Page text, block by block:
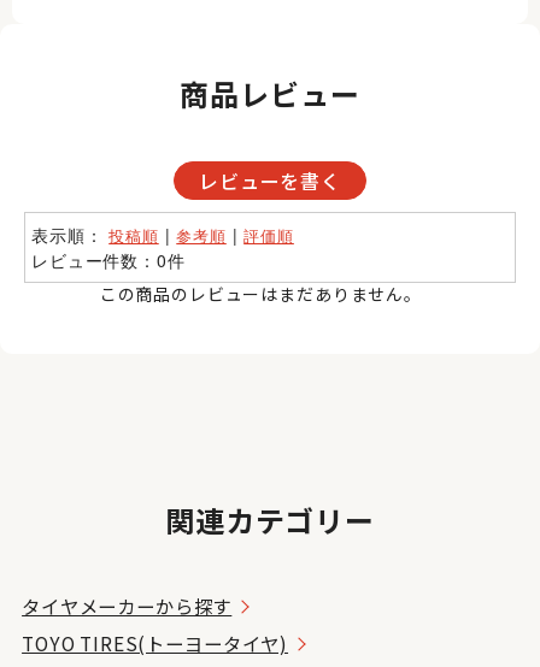
商品レビュー
レビューを書く
表示順：投稿順 |参考順 |評価順
レビュー件数：0件
この商品のレビューはまだありません。
関連カテゴリー
タイヤメーカーから探す
TOYO TIRES(トーヨータイヤ)